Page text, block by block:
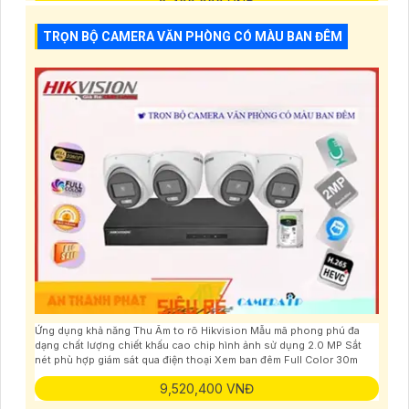
8,400,000 VNĐ
TRỌN BỘ CAMERA VĂN PHÒNG CÓ MÀU BAN ĐÊM
Ứng dụng khả năng Thu Âm to rõ Hikvision Mẫu mã phong phú đa
dạng chất lượng chiết khấu cao chip hình ảnh sử dụng 2.0 MP Sắt
nét phù hợp giám sát qua điện thoại Xem ban đêm Full Color 30m
9,520,400 VNĐ